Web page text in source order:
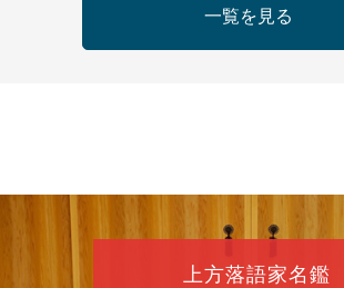
らららのらくご会④
桂雀太「まんじゅうこわい」
お問合せ：らららのらくご
090-6976-1777 email：
lalalanorakugo@gmail.com
一覧を見る
上方落語家名鑑